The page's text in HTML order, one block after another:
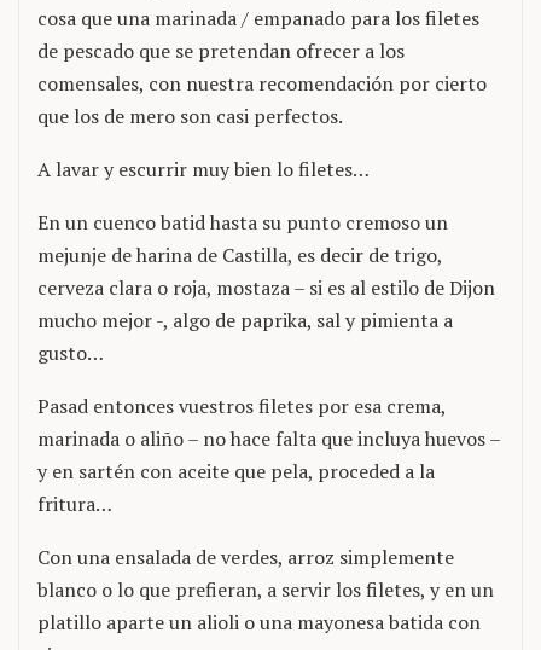
cosa que una marinada / empanado para los filetes
de pescado que se pretendan ofrecer a los
comensales, con nuestra recomendación por cierto
que los de mero son casi perfectos.
A lavar y escurrir muy bien lo filetes…
En un cuenco batid hasta su punto cremoso un
mejunje de harina de Castilla, es decir de trigo,
cerveza clara o roja, mostaza – si es al estilo de Dijon
mucho mejor -, algo de paprika, sal y pimienta a
gusto…
Pasad entonces vuestros filetes por esa crema,
marinada o aliño – no hace falta que incluya huevos –
y en sartén con aceite que pela, proceded a la
fritura…
Con una ensalada de verdes, arroz simplemente
blanco o lo que prefieran, a servir los filetes, y en un
platillo aparte un alioli o una mayonesa batida con